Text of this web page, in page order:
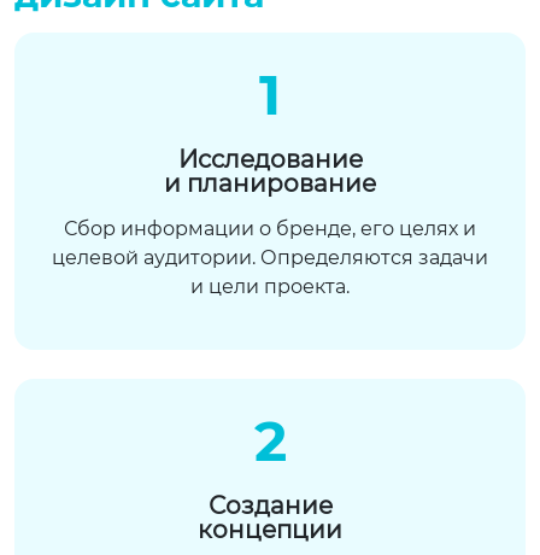
1
Исследование
и планирование
Сбор информации о бренде, его целях и
целевой аудитории. Определяются задачи
и цели проекта.
2
Создание
концепции